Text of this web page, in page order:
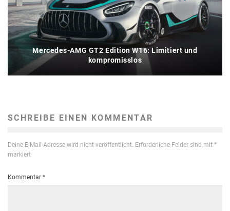
Mercedes-AMG GT2 Edition W16: Limitiert und
kompromisslos
SCHREIBE EINEN KOMMENTAR
Deine E-Mail-Adresse wird nicht veröffentlicht. Erforderliche Felder sind mit *
markiert
Kommentar *